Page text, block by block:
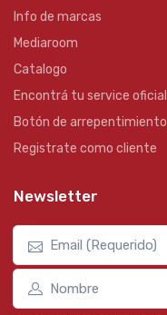
Info de marcas
Mediaroom
Catalogo
Encontrá tu service oficial
Botón de arrepentimiento
Registrate como cliente
Newsletter